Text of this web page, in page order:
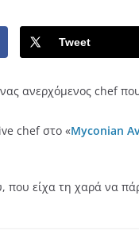
Tweet
ανερχόμενος chef
chef στο «Myconian
που είχα τη χαρά να